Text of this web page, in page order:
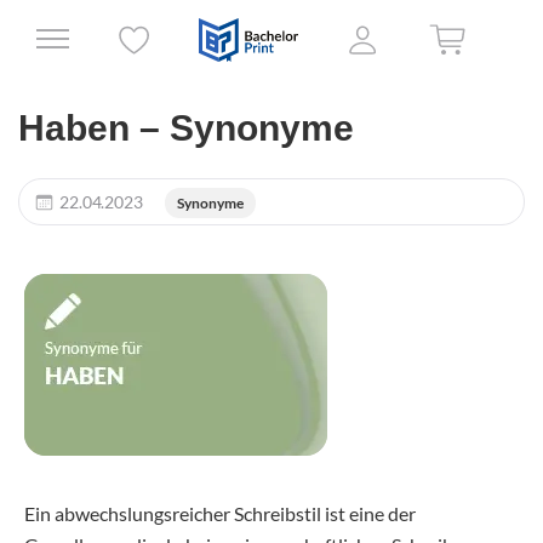
Haben – Synonyme
22.04.2023 Synonyme
Ein abwechslungsreicher Schreibstil ist eine der